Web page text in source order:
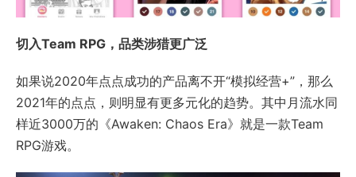
切入Team RPG，品类涉猎更广泛
如果说2020年点点成功的产品离不开“模拟经营+”，那么
2021年的点点，则明显有更多元化的趋势。其中月流水同
样近3000万的《Awaken: Chaos Era》就是一款Team
RPG游戏。